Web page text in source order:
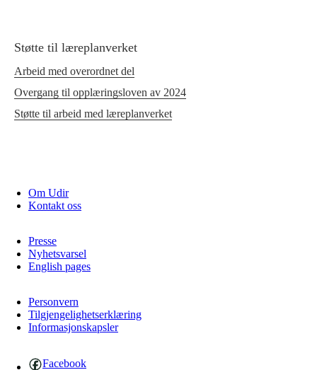
Støtte til læreplanverket
Arbeid med overordnet del
Overgang til opplæringsloven av 2024
Støtte til arbeid med læreplanverket
Om Udir
Kontakt oss
Presse
Nyhetsvarsel
English pages
Personvern
Tilgjengelighetserklæring
Informasjonskapsler
Facebook